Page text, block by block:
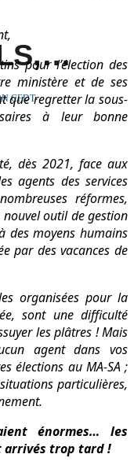
CFDT-
pour l’élection des
ministère et de ses
que regretter la sous-
à leur bonne
dès 2021, face aux
agents des services
réformes,
outil de gestion
des moyens humains
par des vacances de
organisées pour la
sont une difficulté
les plâtres ! Mais
agent dans vos
élections au MA-SA ;
particulières,
énormes… les
arrivés trop tard !